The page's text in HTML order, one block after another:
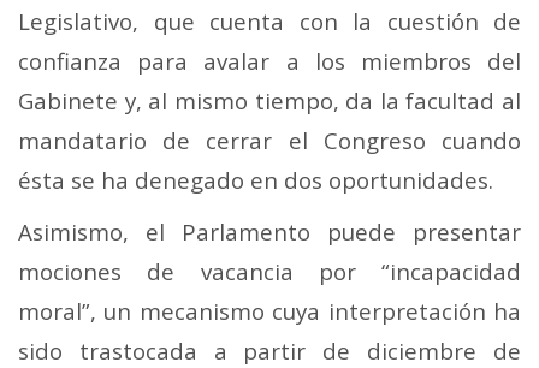
Legislativo, que cuenta con la cuestión de
confianza para avalar a los miembros del
Gabinete y, al mismo tiempo, da la facultad al
mandatario de cerrar el Congreso cuando
ésta se ha denegado en dos oportunidades.
Asimismo, el Parlamento puede presentar
mociones de vacancia por “incapacidad
moral”, un mecanismo cuya interpretación ha
sido trastocada a partir de diciembre de